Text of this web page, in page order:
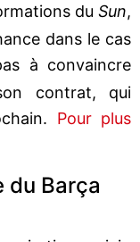
du Sun,
dans le cas
à convaincre
contrat, qui
Pour plus
du Barça